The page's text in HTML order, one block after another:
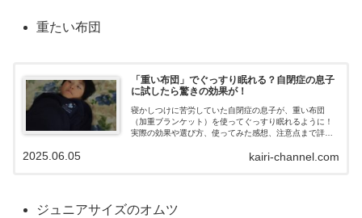
重たい布団
「重い布団」でぐっすり眠れる？自閉症の息子
に試したら驚きの効果が！
寝かしつけに苦労していた自閉症の息子が、重い布団
（加重ブランケット）を使ってぐっすり眠れるように！
実際の効果や選び方、使ってみた感想、注意点まで詳し
kairi-channel.com
2025.06.05
ジュニアサイズのオムツ